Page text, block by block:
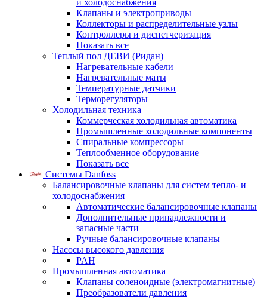
и холодоснабжения
Клапаны и электроприводы
Коллекторы и распределительные узлы
Контроллеры и диспетчеризация
Показать все
Теплый пол ДЕВИ (Ридан)
Нагревательные кабели
Нагревательные маты
Температурные датчики
Терморегуляторы
Холодильная техника
Коммерческая холодильная автоматика
Промышленные холодильные компоненты
Спиральные компрессоры
Теплообменное оборудование
Показать все
Системы Danfoss
Балансировочные клапаны для систем тепло- и
холодоснабжения
Автоматические балансировочные клапаны
Дополнительные принадлежности и
запасные части
Ручные балансировочные клапаны
Насосы высокого давления
PAH
Промышленная автоматика
Клапаны соленоидные (электромагнитные)
Преобразователи давления